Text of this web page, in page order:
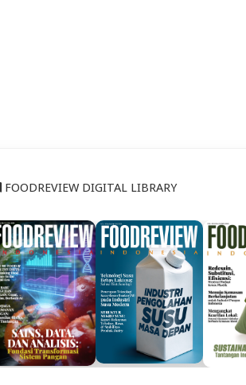
FOODREVIEW DIGITAL LIBRARY